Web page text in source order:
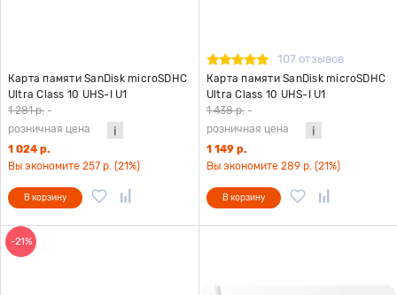
Карта памяти SanDisk microSDHC
Ultra Class 10 UHS-I U1
(100/10MB/s) 32GB
1 281 р. -
розничная цена
1 024 р.
Вы экономите 257 р. (21%)
В корзину
107 отзывов
Карта памяти SanDisk microSDHC
Ultra Class 10 UHS-I U1
(80/10MB/s) 16GB
1 438 р. -
розничная цена
1 149 р.
Вы экономите 289 р. (21%)
В корзину
-21%